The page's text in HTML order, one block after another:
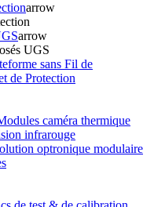
arrow
arrow
UGS
sans Fil de
de Protection
caméra thermique
infrarouge
optronique modulaire